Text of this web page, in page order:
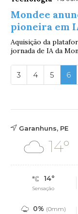
Mondee
pioneira em
Aquisição da
jornada de IA da
3 4 5 6
Garanhuns, PE
14°
14°
Sensação
0% (0mm)